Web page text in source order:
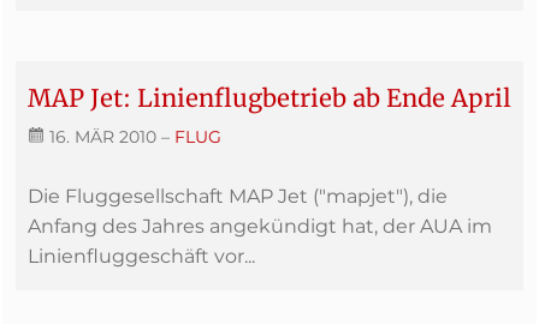
MAP Jet: Linienflugbetrieb ab Ende April
16. MÄR 2010 – FLUG
Die Fluggesellschaft MAP Jet ("mapjet"), die
Anfang des Jahres angekündigt hat, der AUA im
Linienfluggeschäft vor...